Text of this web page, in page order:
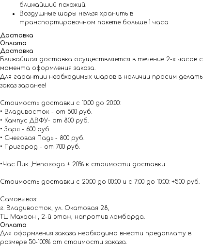
ближайший похожий.
Воздушные шары нельзя хранить в
транспортировочном пакете больше 1 часа
Доставка
Оплата
Доставка
Ближайшая доставка осуществляется в течение 2-х часов с
момента оформления заказа.
Для гарантии необходимых шаров в наличии просим делать
заказ заранее!
Стоимость доставки с 10.00 до 20:00:
• Владивосток - от 500 руб.
• Кампус ДВФУ- от 800 руб.
• Заря - 600 руб.
• Снеговая Падь - 800 руб.
• Пригород - от 700 руб.
•Час Пик ,Непогода + 20% к стоимости доставки
Стоимость доставки с 20:00 до 00:00 и с 7:00 до 10:00: +500 руб.
Самовывоз:
г. Владивосток, ул. Окатовая 28,
ТЦ Махаон , 2-й этаж, напротив ломбарда.
Оплата
Для оформления заказа необходимо внести предоплату в
размере 50-100% от стоимости заказа.